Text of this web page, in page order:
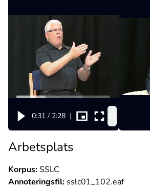
0:31 / 2:28 |
Arbetsplats
Korpus:SSLC
Annoteringsfil: sslc01_102.eaf